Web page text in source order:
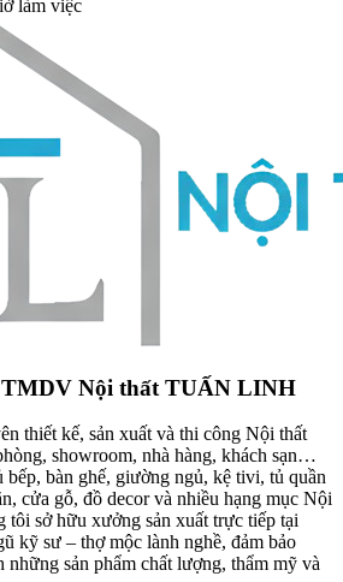
làm việc
Nội thất TUẤN LINH
thiết kế, sản xuất và thi công Nội thất
showroom, nhà hàng, khách sạn…
bếp, bàn ghế, giường ngủ, kệ tivi, tủ quần
cửa gỗ, đồ decor và nhiều hạng mục Nội
tôi sở hữu xưởng sản xuất trực tiếp tại
kỹ sư – thợ mộc lành nghề, đảm bảo
những sản phẩm chất lượng, thẩm mỹ và